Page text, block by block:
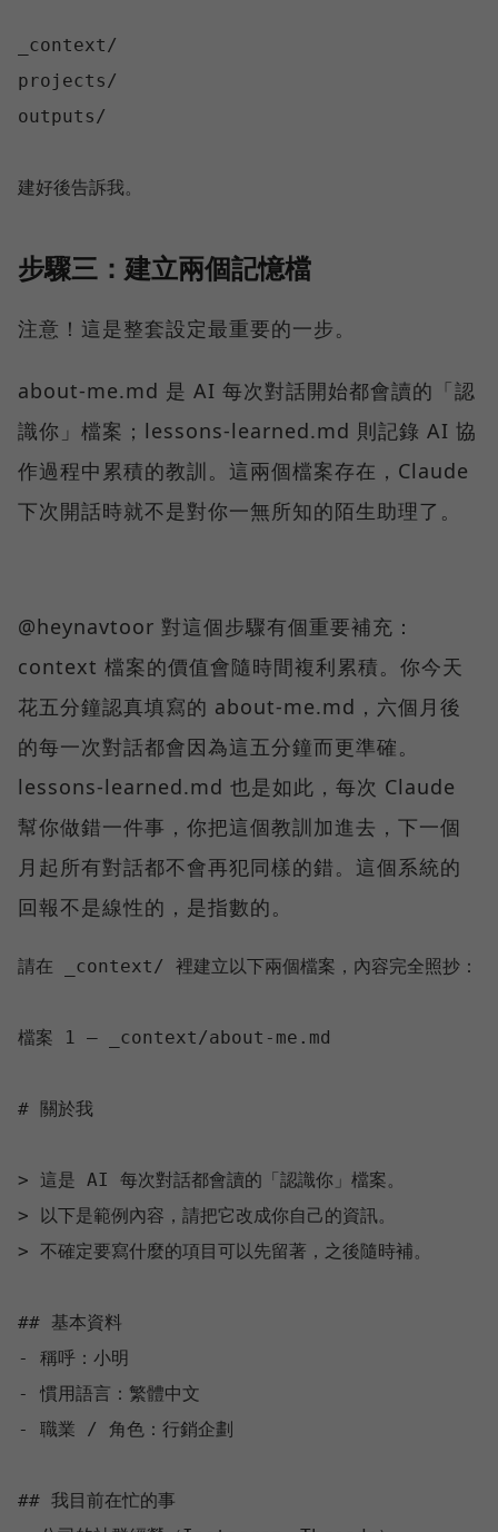
_context/
projects/
outputs/
步驟三：建立兩個記憶檔
注意！這是整套設定最重要的一步。
about-me.md 是 AI 每次對話開始都會讀的「認
識你」檔案；lessons-learned.md 則記錄 AI 協
作過程中累積的教訓。這兩個檔案存在，Claude
下次開話時就不是對你一無所知的陌生助理了。
@heynavtoor 對這個步驟有個重要補充：
context 檔案的價值會隨時間複利累積。你今天
花五分鐘認真填寫的 about-me.md，六個月後
的每一次對話都會因為這五分鐘而更準確。
lessons-learned.md 也是如此，每次 Claude
幫你做錯一件事，你把這個教訓加進去，下一個
月起所有對話都不會再犯同樣的錯。這個系統的
回報不是線性的，是指數的。
請在 _context/ 裡建立以下兩個檔案，內容完全照抄：
檔案 1 — _context/about-me.md
# 關於我
> 這是 AI 每次對話都會讀的「認識你」檔案。
> 以下是範例內容，請把它改成你自己的資訊。
> 不確定要寫什麼的項目可以先留著，之後隨時補。
## 基本資料
- 稱呼：小明
- 慣用語言：繁體中文
- 職業 / 角色：行銷企劃
## 我目前在忙的事